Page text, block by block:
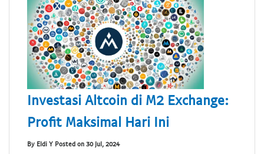
Investasi Altcoin di M2 Exchange:
Profit Maksimal Hari Ini
By Eldi Y Posted on 30 Jul, 2024